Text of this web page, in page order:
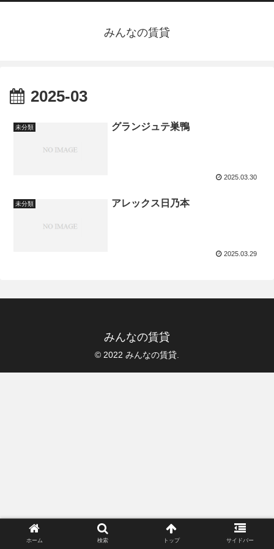
みんなの賃貸
2025-03
未分類 グランジュテ巣鴨
2025.03.30
未分類 アレックス日乃本
2025.03.29
みんなの賃貸
© 2022 みんなの賃貸.
ホーム 検索 トップ サイドバー